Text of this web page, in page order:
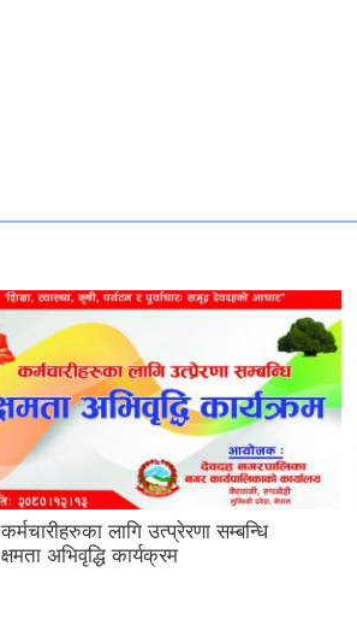
कर्मचारीहरुका लागि उत्प्रेरणा सम्बन्धि
क्षमता अभिवृद्धि कार्यक्रम